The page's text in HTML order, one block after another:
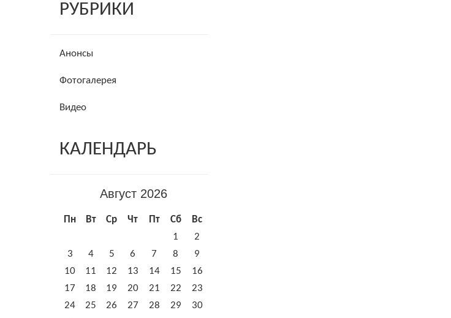
РУБРИКИ
Анонсы
Фотогалерея
Видео
КАЛЕНДАРЬ
Август 2026
Пн Вт Ср Чт Пт Сб
Вс
1
2
3
4 5 6 7 8
9
10
11 12 13 14 15
16
17
18 19 20 21 22
23
24
25 26 27 28 29
30